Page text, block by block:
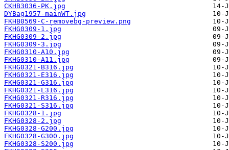
CKHB3036-PK.jpg
DYBag1957-mainWT.jpg
FKHB0569-C-removebg-preview.png
FKHG0309-1.jpg
FKHG0309-2.jpg
FKHG0309-3.jpg
FKHG0310-A10.jpg
FKHG0310-A11.jpg
FKHG0321-B316.jpg
FKHG0321-E316.jpg
FKHG0321-G316.jpg
FKHG0321-L316.jpg
FKHG0321-R316.jpg
FKHG0321-S316.jpg
FKHG0328-1.jpg
FKHG0328-2.jpg
FKHG0328-G200.jpg
FKHG0328-G300.jpg
FKHG0328-S200.jpg